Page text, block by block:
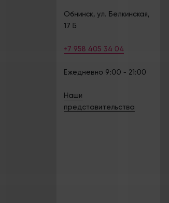
Обнинск, ул. Белкинская,
17 Б
+7 958 405 34 04
Ежедневно 9:00 - 21:00
Наши
представительства